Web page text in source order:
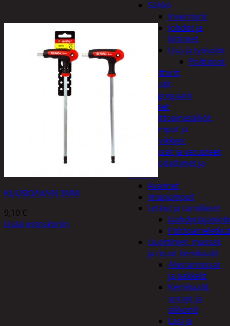
Sähkö
Invertterit
Johdot ja
liittimet
Lisä ja työvalot
Polttimot
Irtomoottorit,
aggregaatit
Aggregaatit
Lisälaitteet
Polttoainesäiliöt,
pumput ja
tarvikkeet
Vinssit ja varusteet
Öljyt, suodattimet ja
nesteet
Avaimet
Imupumput
Letkut ja tarvikkeet
Polttoaineletkut
Liuottimet, massat,
ja muut kemikaalit
Alustamassat
ja pakkelit
Kemikaalit,
sprayt ja
silikonit
Lasi ja
KUUSIOAVAIN 3MM
9,10 €
Lisää ostoskoriin